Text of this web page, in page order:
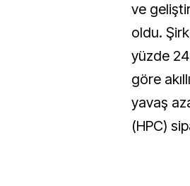
ve
oldu.
yüzde
göre
yavaş
(HPC)